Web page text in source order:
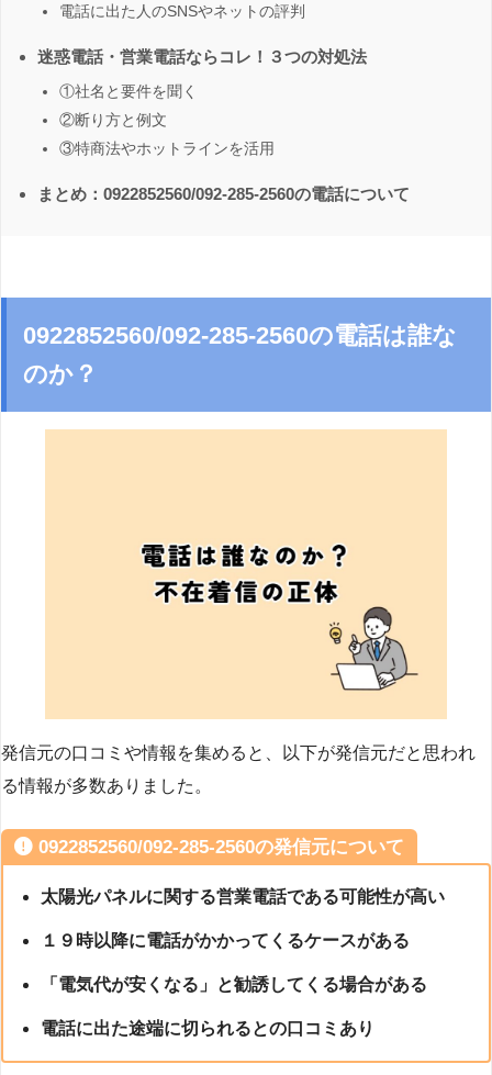
電話に出た人のSNSやネットの評判
迷惑電話・営業電話ならコレ！３つの対処法
①社名と要件を聞く
②断り方と例文
③特商法やホットラインを活用
まとめ：0922852560/092-285-2560の電話について
0922852560/092-285-2560の電話は誰な
のか？
発信元の口コミや情報を集めると、以下が発信元だと思われ
る情報が多数ありました。
0922852560/092-285-2560の発信元について
太陽光パネルに関する営業電話である可能性が高い
１９時以降に電話がかかってくるケースがある
「電気代が安くなる」と勧誘してくる場合がある
電話に出た途端に切られるとの口コミあり